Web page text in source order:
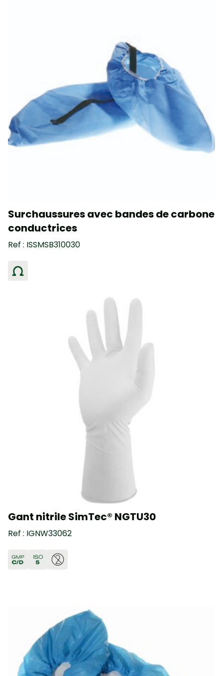
Surchaussures avec bandes de carbone
conductrices
Ref : ISSMSB310030
Gant nitrile SimTec® NGTU30
Ref : IGNW33062